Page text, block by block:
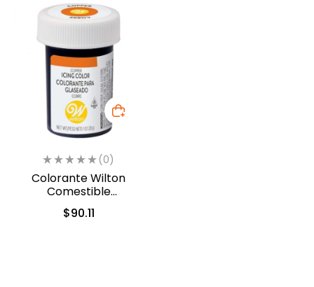
(0)
Colorante Wilton
Comestible
Cobre/Copper 28.3gr.
(610-450)
$90.11